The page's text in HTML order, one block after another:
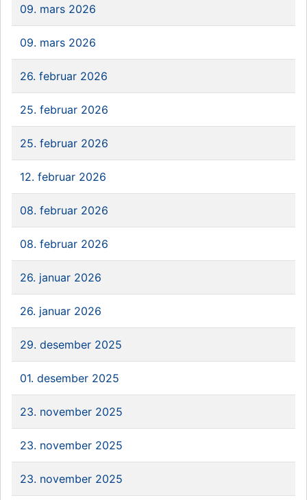
09. mars 2026
09. mars 2026
26. februar 2026
25. februar 2026
25. februar 2026
12. februar 2026
08. februar 2026
08. februar 2026
26. januar 2026
26. januar 2026
29. desember 2025
01. desember 2025
23. november 2025
23. november 2025
23. november 2025